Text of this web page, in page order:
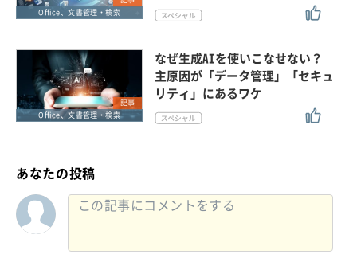
Office、文書管理・検索
記事
Office、文書管理・検索
なぜ生成AIを使いこなせない？
主原因が「データ管理」「セキュ
リティ」にあるワケ
あなたの投稿